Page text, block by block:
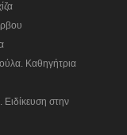
Καθηγήτρια
στην